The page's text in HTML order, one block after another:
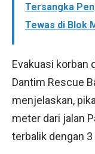
Tersangka
Tewas di Blok
Evakuasi korban
Dantim Rescue
menjelaskan,
meter dari jalan
terbalik dengan